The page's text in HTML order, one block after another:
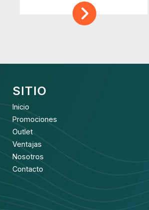
SITIO
Inicio
Promociones
Outlet
Ventajas
Nosotros
Contacto